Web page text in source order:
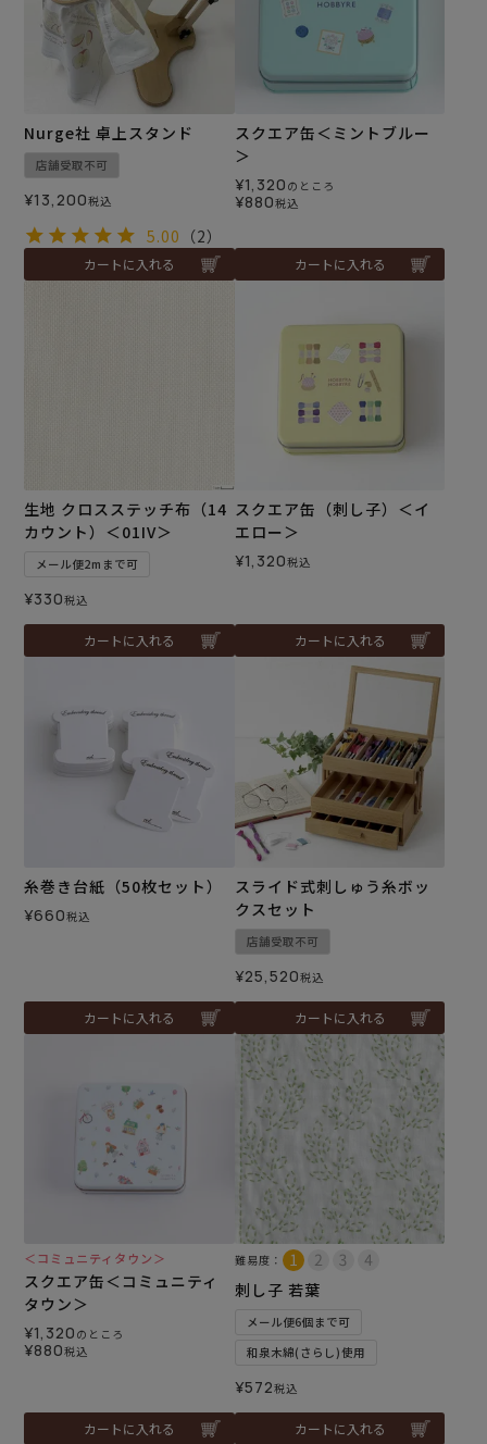
Nurge社 卓上スタンド
店舗受取不可
¥13,200税込
5.00 （2）
カートに入れる
スクエア缶＜ミントブルー
＞
¥1,320 のところ
¥880税込
カートに入れる
生地 クロスステッチ布（14
カウント）＜01IV＞
メール便2mまで可
¥330税込
カートに入れる
スクエア缶（刺し子）＜イ
エロー＞
¥1,320税込
カートに入れる
糸巻き台紙（50枚セット）
¥660税込
カートに入れる
スライド式刺しゅう糸ボッ
クスセット
店舗受取不可
¥25,520税込
カートに入れる
＜コミュニティタウン＞
スクエア缶＜コミュニティ
タウン＞
¥1,320 のところ
¥880税込
カートに入れる
難易度：
刺し子 若葉
メール便6個まで可
和泉木綿(さらし)使用
¥572税込
カートに入れる